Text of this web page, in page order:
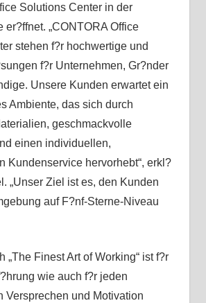
Solutions Center in der
er?ffnet. „CONTORA Office
stehen f?r hochwertige und
f?r Unternehmen, Gr?nder
Unsere Kunden erwartet ein
Ambiente, das sich durch
geschmackvolle
einen individuellen,
Kundenservice hervorhebt“, erkl?
„Unser Ziel ist es, den Kunden
auf F?nf-Sterne-Niveau
„The Finest Art of Working“ ist f?r
wie auch f?r jeden
Versprechen und Motivation